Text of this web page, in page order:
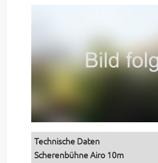
Technische Daten
Scherenbühne Airo 10m